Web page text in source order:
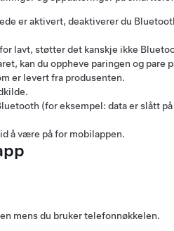
er aktivert, deaktiverer du
lavt, støtter det kanskje ikke
kan du oppheve paringen og pare
er levert fra produsenten.
(for eksempel: data er slått
å være på for mobilappen.
mens du bruker telefonnøkkelen.